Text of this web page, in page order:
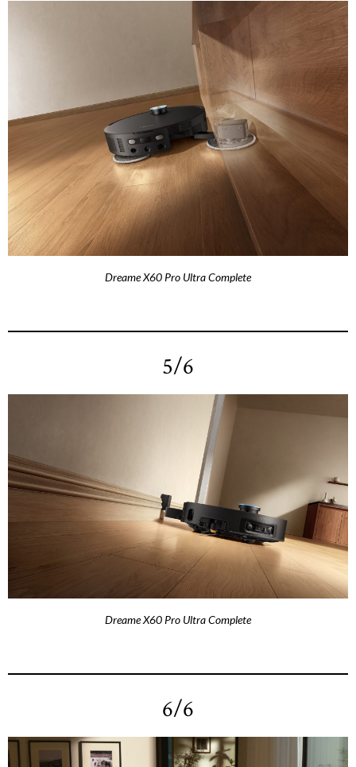
Dreame X60 Pro Ultra Complete
5/6
Dreame X60 Pro Ultra Complete
6/6